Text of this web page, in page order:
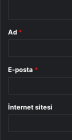
Ad *
E-posta *
İnternet sitesi